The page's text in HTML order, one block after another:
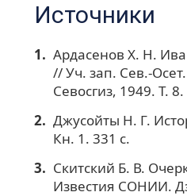
Источники
Ардасенов Х. Н.
// Уч. зап. Сев.-
Севосгиз, 1949. Т.
Джусойты Н. Г.
Кн. 1. 331 с.
Скитский Б. В.
Известия СОНИИ.